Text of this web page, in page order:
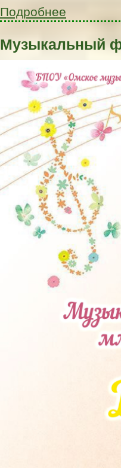
Подробнее
Музыкальный